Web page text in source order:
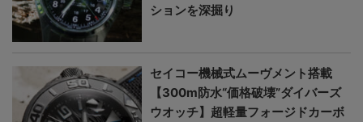
ションを深掘り
セイコー機械式ムーヴメント搭載
【300m防水“価格破壊”ダイバーズ
ウオッチ】超軽量フォージドカーボ